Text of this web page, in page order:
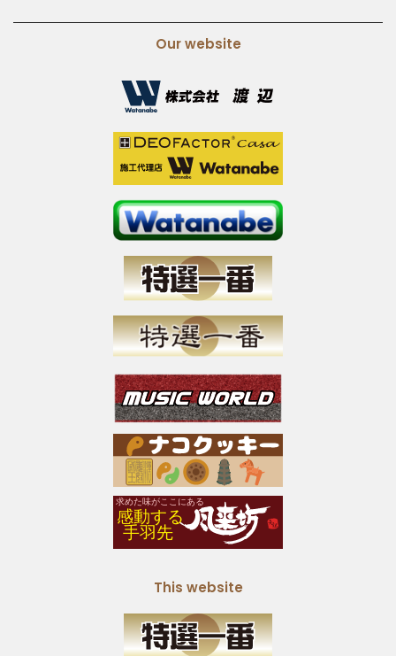
Our website
This website